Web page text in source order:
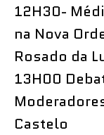
12H30-
na Nova
Rosado da
13H00
Castelo